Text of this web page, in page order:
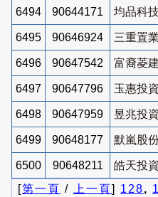
6494 90644171 均品科
6495 90646924 三重置
6496 90647542 富裔菱
6497 90647796 玉惠投
6498 90647959 昱兆投
6499 90648177 默嵐股
6500 90648211
皓天投
[第一頁 / 上一頁] 128,